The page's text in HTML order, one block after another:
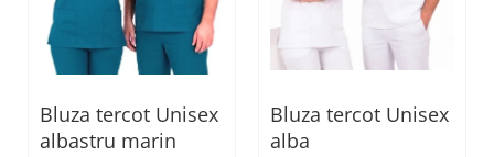
Bluza tercot Unisex
albastru marin
Bluza tercot Unisex
alba